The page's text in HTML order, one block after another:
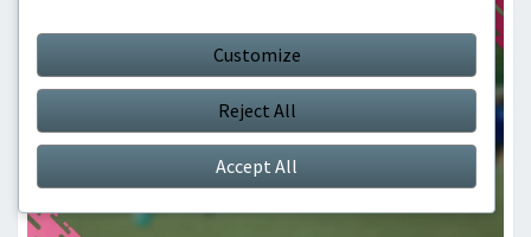
Customize
Reject All
Accept All